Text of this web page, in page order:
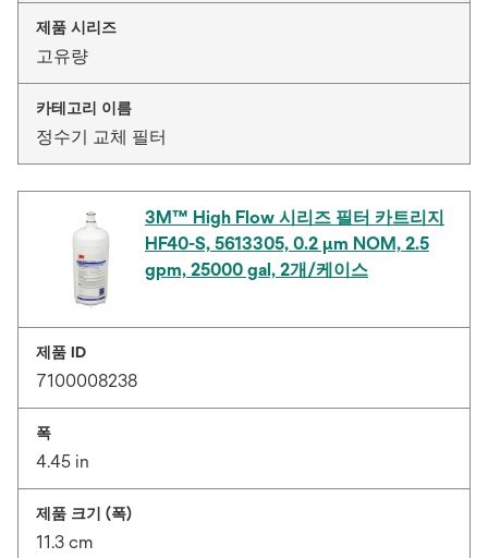
제품 시리즈
고유량
카테고리 이름
정수기 교체 필터
3M™ High Flow 시리즈 필터 카트리지
HF40-S, 5613305, 0.2 μm NOM, 2.5
gpm, 25000 gal, 2개/케이스
제품 ID
7100008238
폭
4.45 in
제품 크기 (폭)
11.3 cm